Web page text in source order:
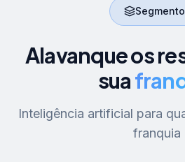
Alavanque os
sua
Inteligência artificial para
franquia